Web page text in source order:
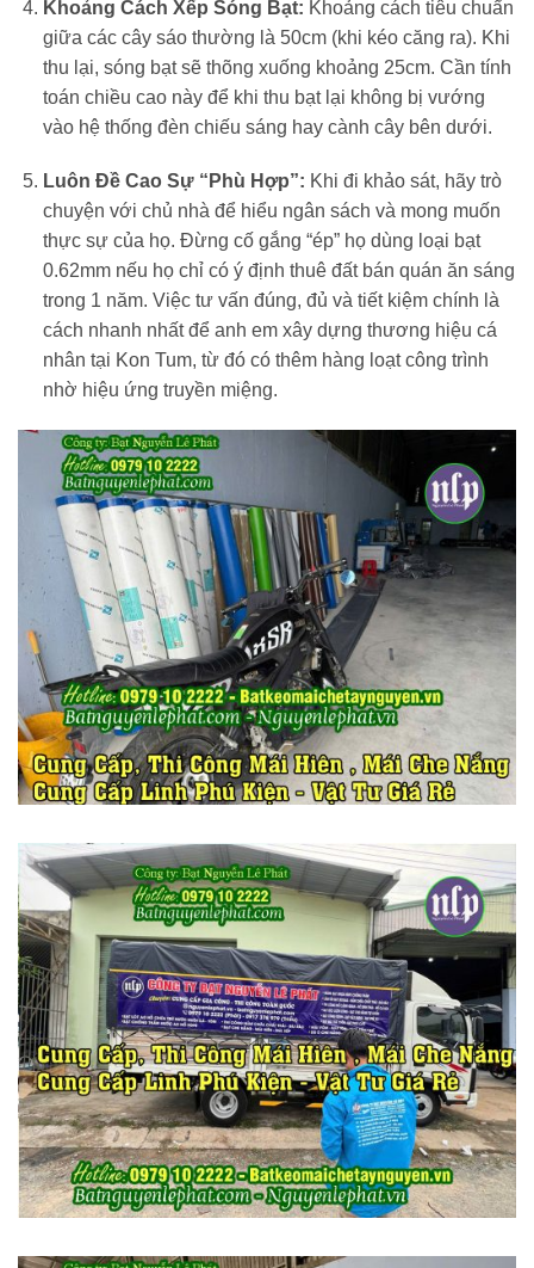
Khoảng Cách Xếp Sóng Bạt: Khoảng cách tiêu chuẩn
giữa các cây sáo thường là 50cm (khi kéo căng ra). Khi
thu lại, sóng bạt sẽ thõng xuống khoảng 25cm. Cần tính
toán chiều cao này để khi thu bạt lại không bị vướng
vào hệ thống đèn chiếu sáng hay cành cây bên dưới.
Luôn Đề Cao Sự “Phù Hợp”: Khi đi khảo sát, hãy trò
chuyện với chủ nhà để hiểu ngân sách và mong muốn
thực sự của họ. Đừng cố gắng “ép” họ dùng loại bạt
0.62mm nếu họ chỉ có ý định thuê đất bán quán ăn sáng
trong 1 năm. Việc tư vấn đúng, đủ và tiết kiệm chính là
cách nhanh nhất để anh em xây dựng thương hiệu cá
nhân tại Kon Tum, từ đó có thêm hàng loạt công trình
nhờ hiệu ứng truyền miệng.